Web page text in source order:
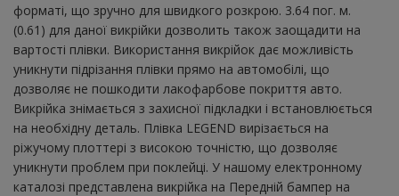
форматі, що зручно для швидкого розкрою. 3.64 пог. м.
(0.61) для даної викрійки дозволить також заощадити на
вартості плівки. Використання викрійок дає можливість
уникнути підрізання плівки прямо на автомобілі, що
дозволяє не пошкодити лакофарбове покриття авто.
Викрійка знімається з захисної підкладки і встановлюється
на необхідну деталь. Плівка LEGEND вирізається на
ріжучому плоттері з високою точністю, що дозволяє
уникнути проблем при поклейці. У нашому електронному
каталозі представлена ​​викрійка на Передній бампер на